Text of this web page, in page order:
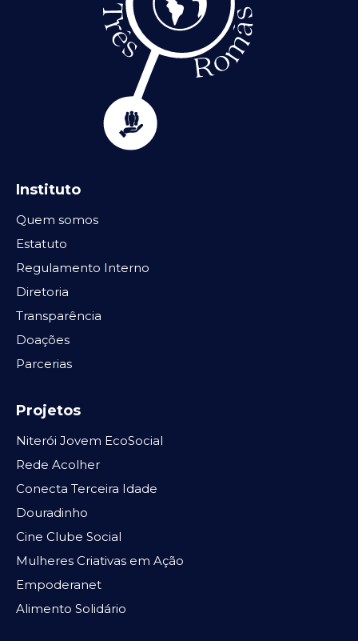
Instituto
Quem somos
Estatuto
Regulamento Interno
Diretoria
Transparência
Doações
Parcerias
Projetos
Niterói Jovem EcoSocial
Rede Acolher
Conecta Terceira Idade
Douradinho
Cine Clube Social
Mulheres Criativas em Ação
Empoderanet
Alimento Solidário